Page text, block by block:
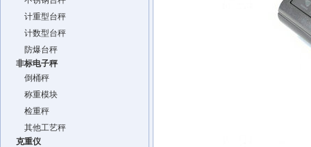
计重型台秤
计数型台秤
防爆台秤
非标电子秤
倒桶秤
称重模块
检重秤
其他工艺秤
克重仪